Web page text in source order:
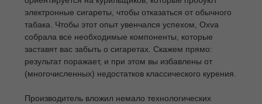
электронные сигареты, чтобы отказаться от обычного
табака. Чтобы этот опыт увенчался успехом, Oxva
собрала все необходимые компоненты, которые
заставят вас забыть о сигаретах. Скажем прямо:
результат поражает, и при этом вы избавлены от
(многочисленных) недостатков классического курения.
Производитель вложил немало технологических